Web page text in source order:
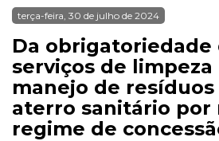
terça-feira, 30 de julho de 2024
Da
serviços de limpeza
manejo de resíduos
aterro sanitário por
regime de